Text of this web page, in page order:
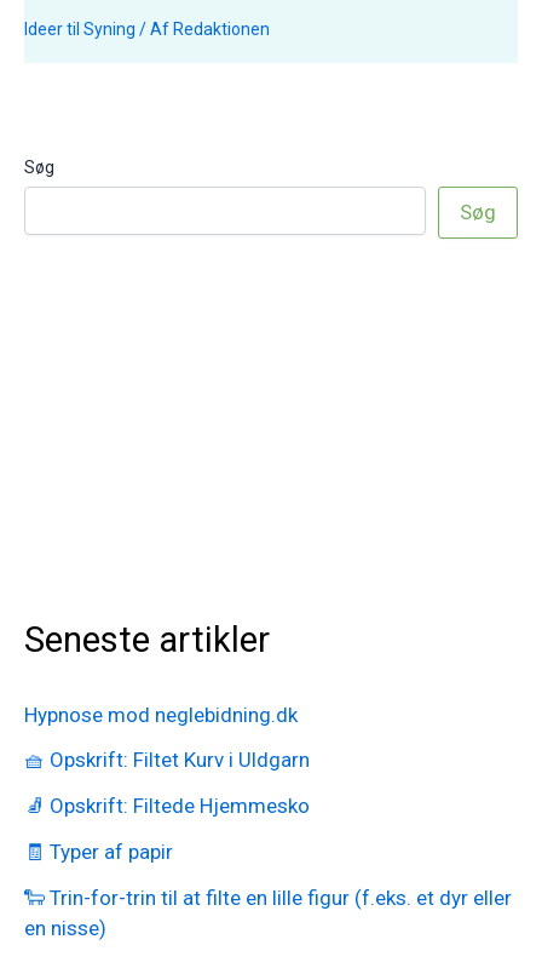
Ideer til Syning / Af Redaktionen
Søg
Søg
Seneste artikler
Hypnose mod neglebidning.dk
🧺 Opskrift: Filtet Kurv i Uldgarn
🧦 Opskrift: Filtede Hjemmesko
🧾 Typer af papir
🐑 Trin-for-trin til at filte en lille figur (f.eks. et dyr eller
en nisse)